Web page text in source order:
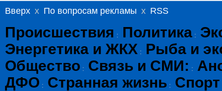
Вверх x По вопросам рекламы x RSS
Происшествия : Политика :
Энергетика и ЖКХ :
Рыба и
Общество : Связь и СМИ: :
ДФО : Странная жизнь : Спорт